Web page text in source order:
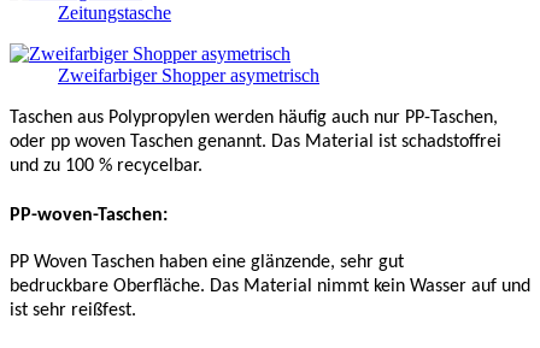
Zeitungstasche
Zweifarbiger Shopper asymetrisch
Taschen aus Polypropylen werden häufig auch nur PP-Taschen,
oder pp woven Taschen genannt. Das Material ist schadstoffrei
und zu 100 % recycelbar.
PP-woven-Taschen:
PP Woven Taschen haben eine glänzende, sehr gut
bedruckbare Oberfläche. Das Material nimmt kein Wasser auf und
ist sehr reißfest.